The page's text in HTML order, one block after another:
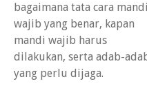
bagaimana tata cara mandi
wajib yang benar, kapan
mandi wajib harus
dilakukan, serta adab-
yang perlu dijaga.